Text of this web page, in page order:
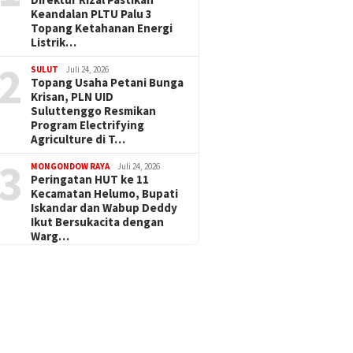
Keandalan PLTU Palu 3
Topang Ketahanan Energi
Listrik…
SULUT Juli 24, 2026
Topang Usaha Petani Bunga
Krisan, PLN UID
Suluttenggo Resmikan
Program Electrifying
Agriculture di T…
MONGONDOW RAYA Juli 24, 2026
Peringatan HUT ke 11
Kecamatan Helumo, Bupati
Iskandar dan Wabup Deddy
Ikut Bersukacita dengan
Warg…